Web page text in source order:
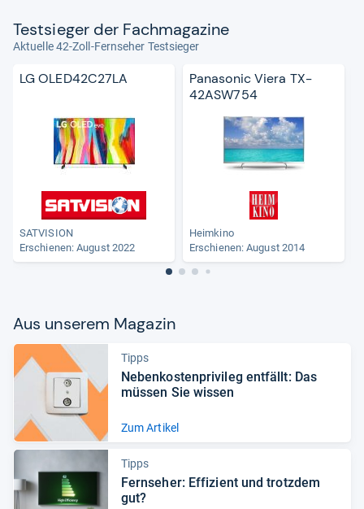
Test­sie­ger der Fach­ma­ga­zine
Aktuelle 42-Zoll-Fernseher Testsieger
LG OLED42C27LA
SATVISION
Erschienen: August 2022
Panasonic Viera TX-
42ASW754
Heimkino
Erschienen: August 2014
Aus unse­rem Maga­zin
Tipps
Neben­kos­ten­pri­vi­leg ent­fällt: Das
müs­sen Sie wis­sen
Zum Artikel
Tipps
Fern­se­her: Effi­zi­ent und trotz­dem
gut?